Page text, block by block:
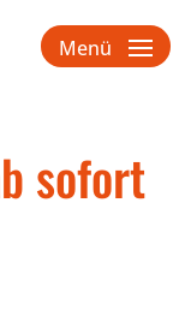
Menü
sofort